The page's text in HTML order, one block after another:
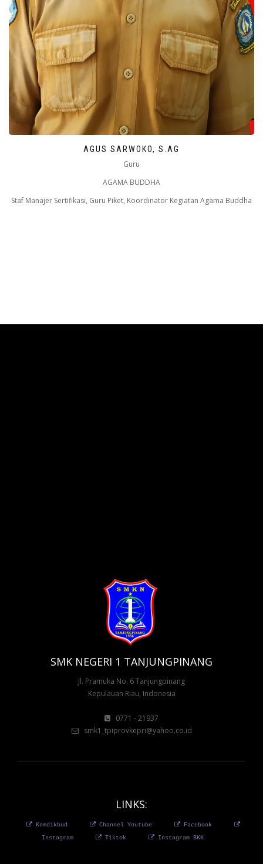
AGUS SARWOKO, S.AG
Guru
AGAMA BUDDHA
Staf Manajer Sertifikasi, Guru Piket, Koordinator Kegiatan Agama Buddha
SMK NEGERI 1 TANJUNGPINANG
Jl. Pramuka No. 6 Tanjungpinang
Kepulauan Riau, Indonesia
0771 - 21937
smk1_tpiprovkepri@yahoo.co.id
LINKS:
Kemdikbud Channel Youtube
Facebook
Instagram
Tiktok Instagram BKK